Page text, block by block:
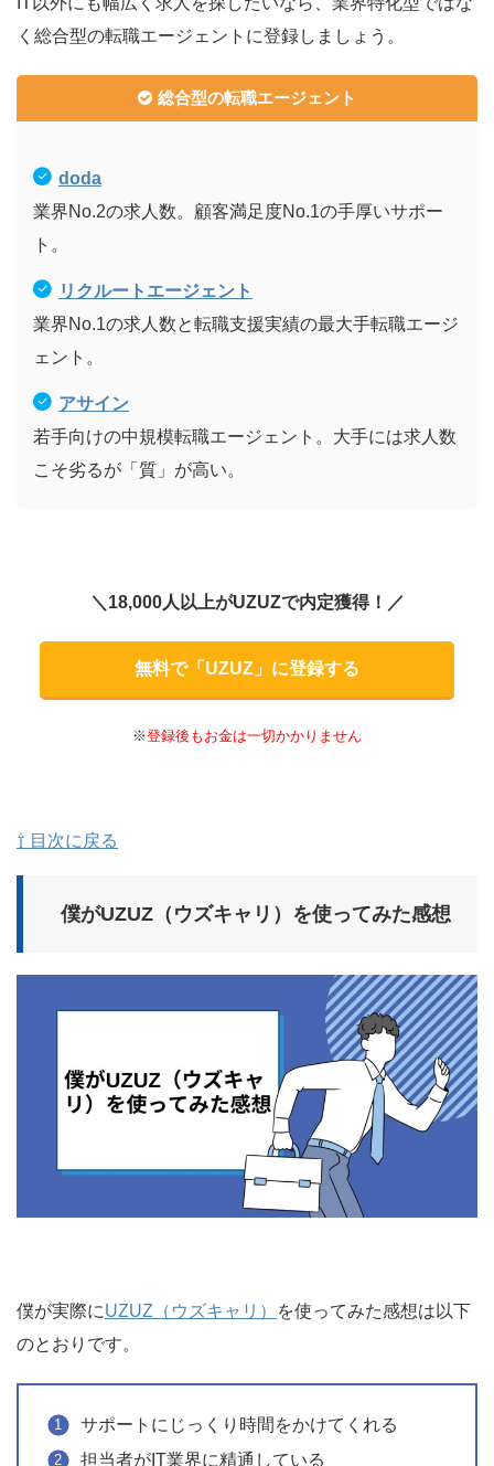
く総合型の転職エージェントに登録しましょう。
総合型の転職エージェント
doda
業界No.2の求人数。顧客満足度No.1の手厚いサポー
ト。
リクルートエージェント
業界No.1の求人数と転職支援実績の最大手転職エージ
ェント。
アサイン
若手向けの中規模転職エージェント。大手には求人数
こそ劣るが「質」が高い。
＼18,000人以上がUZUZで内定獲得！／
無料で「UZUZ」に登録する
※登録後もお金は一切かかりません
⇧ 目次に戻る
僕がUZUZ（ウズキャリ）を使ってみた感想
僕が実際にUZUZ（ウズキャリ）
を使ってみた感想は以下
のとおりです。
サポートにじっくり時間をかけてくれる
担当者がIT業界に精通している